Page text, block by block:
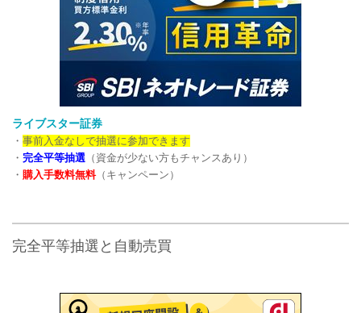
ライブスター証券
・ 事前入金なしで抽選に参加できます
・ 完全平等抽選 （資金が少ない方もチャンスあり）
・ 購入手数料無料（キャンペーン）
完全平等抽選と自動売買